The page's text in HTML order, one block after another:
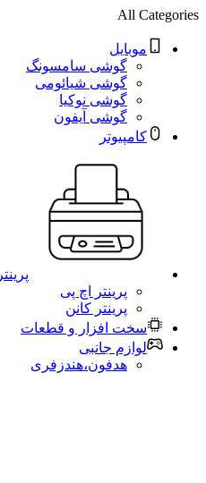
All Categories
موبایل
گوشی سامسونگ
گوشی شیائومی
گوشی نوکیا
گوشی آیفون
کامپیوتر
پرینتر
پرینتر اچ پی
پرینتر کانن
سخت افزار و قطعات
لوازم جانبی
هدفون،هندزفری